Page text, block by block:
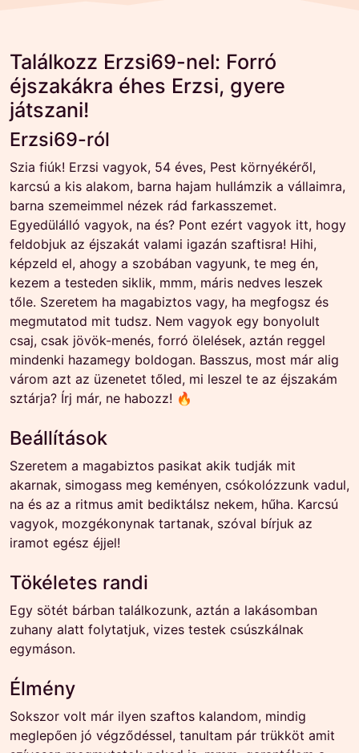
Találkozz Erzsi69-nel: Forró
éjszakákra éhes Erzsi, gyere
játszani!
Erzsi69-ról
Szia fiúk! Erzsi vagyok, 54 éves, Pest környékéről,
karcsú a kis alakom, barna hajam hullámzik a vállaimra,
barna szemeimmel nézek rád farkasszemet.
Egyedülálló vagyok, na és? Pont ezért vagyok itt, hogy
feldobjuk az éjszakát valami igazán szaftisra! Hihi,
képzeld el, ahogy a szobában vagyunk, te meg én,
kezem a testeden siklik, mmm, máris nedves leszek
tőle. Szeretem ha magabiztos vagy, ha megfogsz és
megmutatod mit tudsz. Nem vagyok egy bonyolult
csaj, csak jövök-menés, forró ölelések, aztán reggel
mindenki hazamegy boldogan. Basszus, most már alig
várom azt az üzenetet tőled, mi leszel te az éjszakám
sztárja? Írj már, ne habozz! 🔥
Beállítások
Szeretem a magabiztos pasikat akik tudják mit
akarnak, simogass meg keményen, csókolózzunk vadul,
na és az a ritmus amit bediktálsz nekem, hűha. Karcsú
vagyok, mozgékonynak tartanak, szóval bírjuk az
iramot egész éjjel!
Tökéletes randi
Egy sötét bárban találkozunk, aztán a lakásomban
zuhany alatt folytatjuk, vizes testek csúszkálnak
egymáson.
Élmény
Sokszor volt már ilyen szaftos kalandom, mindig
meglepően jó végződéssel, tanultam pár trükköt amit